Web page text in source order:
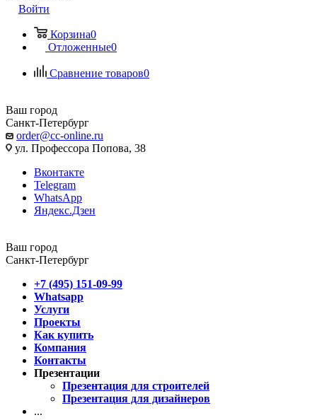
Войти
Корзина0
Отложенные0
Сравнение товаров0
Ваш город
Санкт-Петербург
order@cc-online.ru
ул. Профессора Попова, 38
Вконтакте
Telegram
WhatsApp
Яндекс.Дзен
Ваш город
Санкт-Петербург
+7 (495) 151-09-99
Whatsapp
Услуги
Проекты
Как купить
Компания
Контакты
Презентации
Презентация для строителей
Презентация для дизайнеров
...